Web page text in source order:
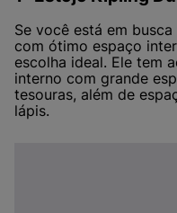
Se você está em
com ótimo espaço
escolha ideal. Ele tem
interno com grande
tesouras, além de
lápis.